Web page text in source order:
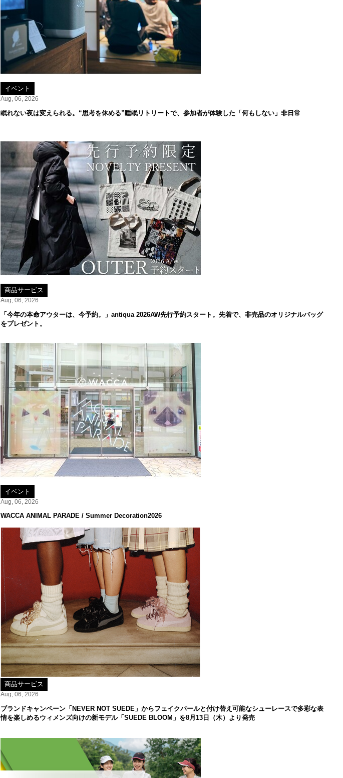
イベント
Aug, 06, 2026
眠れない夜は変えられる。“思考を休める”睡眠リトリートで、参加者が体験した「何もしない」非日常
商品サービス
Aug, 06, 2026
「今年の本命アウターは、今予約。」antiqua 2026AW先行予約スタート。先着で、非売品のオリジナルバッグ
をプレゼント。
イベント
Aug, 06, 2026
WACCA ANIMAL PARADE / Summer Decoration2026
商品サービス
Aug, 06, 2026
ブランドキャンペーン「NEVER NOT SUEDE」からフェイクパールと付け替え可能なシューレースで多彩な表
情を楽しめるウィメンズ向けの新モデル「SUEDE BLOOM」を8月13日（木）より発売